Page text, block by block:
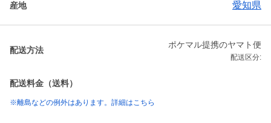
産地 愛知県
配送方法
ポケマル提携のヤマト便
配送区分:
配送料金（送料）
※離島などの例外はあります。詳細はこちら